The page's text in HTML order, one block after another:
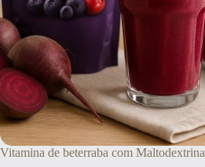
Vitamina de beterraba com Maltodextrina